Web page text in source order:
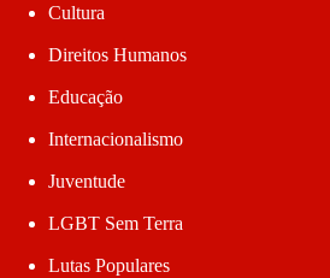
Cultura
Direitos Humanos
Educação
Internacionalismo
Juventude
LGBT Sem Terra
Lutas Populares